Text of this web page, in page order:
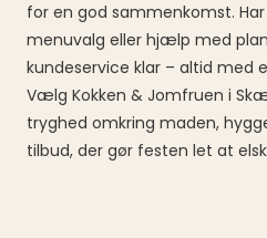
for en god sammenkomst.
menuvalg eller hjælp med
kundeservice klar – altid med
Vælg Kokken & Jomfruen i
tryghed omkring maden,
tilbud, der gør festen let at